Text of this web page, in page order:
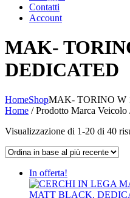
Contatti
Account
MAK-
DEDICATED
HomeShopMAK- TORINO W
Home / Prodotto Marca
Visualizzazione di 1-20 di 40
In offerta!